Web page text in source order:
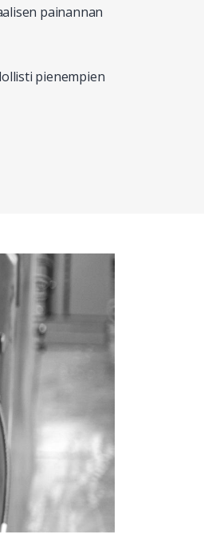
painannan
pienempien